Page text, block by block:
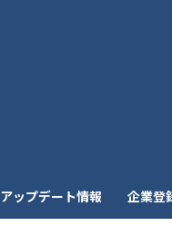
アップデート情報 企業登